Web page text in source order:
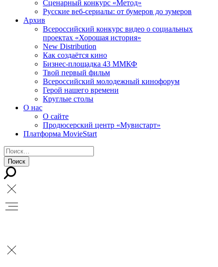
Сценарный конкурс «Метод»
Русские веб-сериалы: от бумеров до зумеров
Архив
Всероссийский конкурс видео о социальных
проектах «Хорошая история»
New Distribution
Как создаётся кино
Бизнес-площадка 43 ММКФ
Твой первый фильм
Всероссийский молодежный кинофорум
Герой нашего времени
Круглые столы
О нас
О сайте
Продюсерский центр «Мувистарт»
Платформа MovieStart